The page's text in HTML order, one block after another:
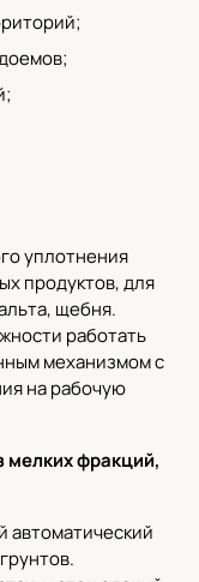
уплотнения
продуктов, для
щебня.
работать
механизмом с
на рабочую
мелких фракций,
автоматический